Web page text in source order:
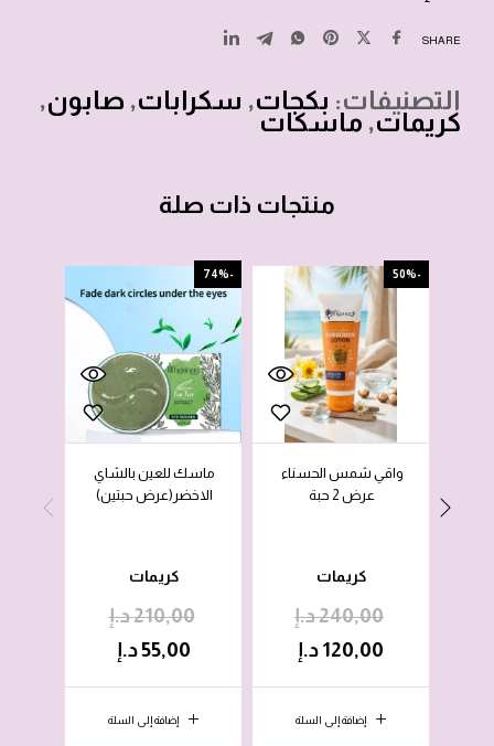
SHARE
التصنيفات: بكجات, سكرابات, صابون,
كريمات, ماسكات
منتجات ذات صلة
-50%
إضافة إلى السلة
واقي شمس الحسناء
عرض 2 حبة
كريمات
240,00د.إ
120,00 د.إ
-74%
إضافة إلى السلة
ماسك للعين بالشاي
الاخضر(عرض حبتين)
كريمات
210,00د.إ
55,00د.إ